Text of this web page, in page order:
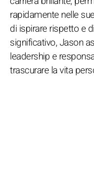
rapidamente nelle
di ispirare rispetto e
significativo, Jason
leadership e
trascurare la vita